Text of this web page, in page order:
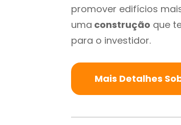
promover edifícios
uma construção que
para o investidor.
Mais Detalhes